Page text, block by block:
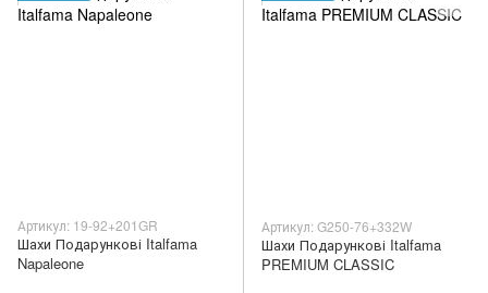
Артикул: 19-92+201GR
Шахи Подарункові Italfama
Napaleone
Артикул: G250-76+332W
Шахи Подарункові Italfama
PREMIUM CLASSIC